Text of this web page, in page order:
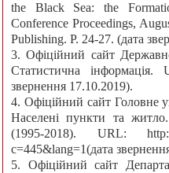
the Black Sea: the
Conference Proceedings,
Publishing. Р. 24-27. (дата
3. Офіційний сайт
Статистична інформація.
звернення 17.10.2019).
4. Офіційний сайт Головне
Населені пункти та
(1995-2018). URL: http://
c=445&lang=1(дата
5. Офіційний сайт